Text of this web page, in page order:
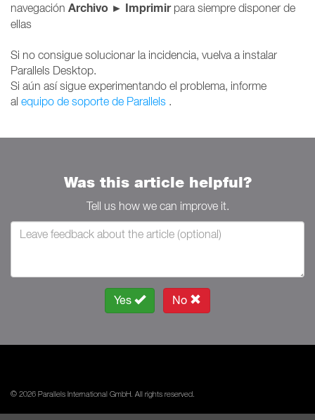
navegación Archivo ► Imprimirpara siempre disponer de
ellas
Si no consigue solucionar la incidencia, vuelva a instalar
Parallels Desktop.
Si aún así sigue experimentando el problema, informe
al equipo de soporte de Parallels .
Was this article helpful?
Tell us how we can improve it.
Yes No
© 2026 Parallels International GmbH. All rights reserved.